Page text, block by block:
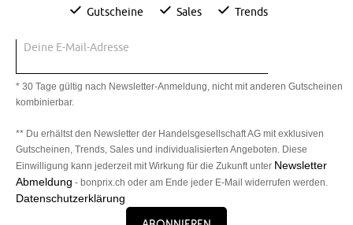
Gutscheine Sales Trends
Deine E-Mail-Adresse
* 30 Tage gültig nach Newsletter-Anmeldung, nicht mit anderen Gutscheinen
kombinierbar.
** Du erhältst den Newsletter der Handelsgesellschaft AG mit exklusiven
Gutscheinen, Trends, Sales und individualisierten Angeboten. Diese
Einwilligung kann jederzeit mit Wirkung für die Zukunft unter Newsletter
Abmeldung - bonprix.ch oder am Ende jeder E-Mail widerrufen werden.
Datenschutzerklärung